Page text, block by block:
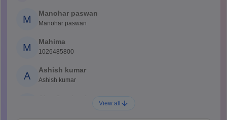
M
Manohar paswan
Manohar paswan
M
Mahima
1026485800
A
Ashish kumar
Ashish kumar
Ajay Santhosh
View all